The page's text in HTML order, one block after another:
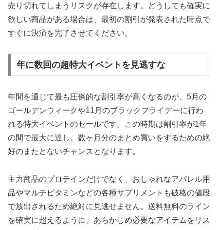
売り切れてしまうリスクが存在します。どうしても確実に
欲しい商品がある場合は、最初の割引が発表された時点で
すぐに決済を完了させてください。
年に数回の超特大イベントを見逃すな
年間を通じて最も圧倒的な割引率が高くなるのが、5月の
ゴールデンウィークや11月のブラックフライデーに行わ
れる特大イベントのセールです。この時期は割引率が1年
の間で最大に達し、数ヶ月分のまとめ買いをするための絶
好のまたとないチャンスとなります。
主力商品のプロテインだけでなく、おしゃれなアパレル用
品やマルチビタミンなどの各種サプリメントも破格の値段
で放出されるため絶対に見逃せません。送料無料のライン
を確実に超えるように、あらかじめ必要なアイテムをリス